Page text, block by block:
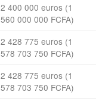
2 400 000 euros (1
560 000 000 FCFA)
2 428 775 euros (1
578 703 750 FCFA)
2 428 775 euros (1
578 703 750 FCFA)